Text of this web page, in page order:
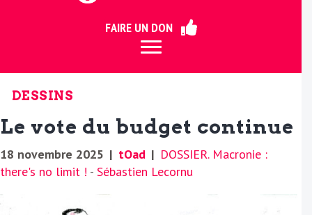
FAIRE UN DON
DESSINS
Le vote du budget continue
18 novembre 2025 | tOad | DOSSIER. Macronie :
there's no limit ! - Sébastien Lecornu